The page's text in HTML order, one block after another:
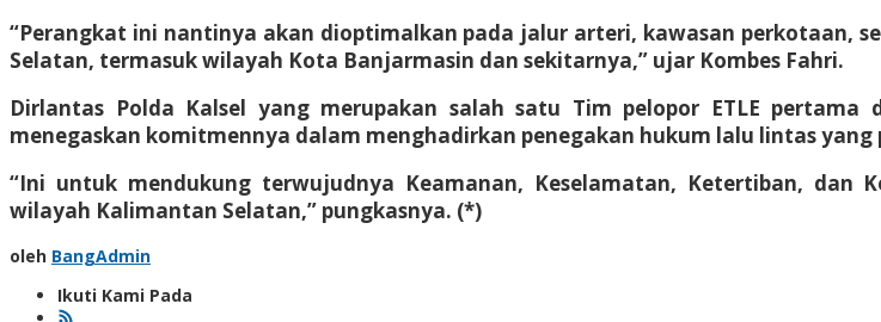
“Perangkat ini nantinya akan dioptimalkan pada jalur arteri, kawasan perkotaan,
Selatan, termasuk wilayah Kota Banjarmasin dan sekitarnya,” ujar Kombes Fahri.
Dirlantas Polda Kalsel yang merupakan salah satu Tim pelopor ETLE
menegaskan komitmennya dalam menghadirkan penegakan hukum lalu lintas yang
“Ini untuk mendukung terwujudnya Keamanan, Keselamatan, Ketertiban, dan
wilayah Kalimantan Selatan,” pungkasnya. (*)
oleh BangAdmin
Ikuti Kami Pada